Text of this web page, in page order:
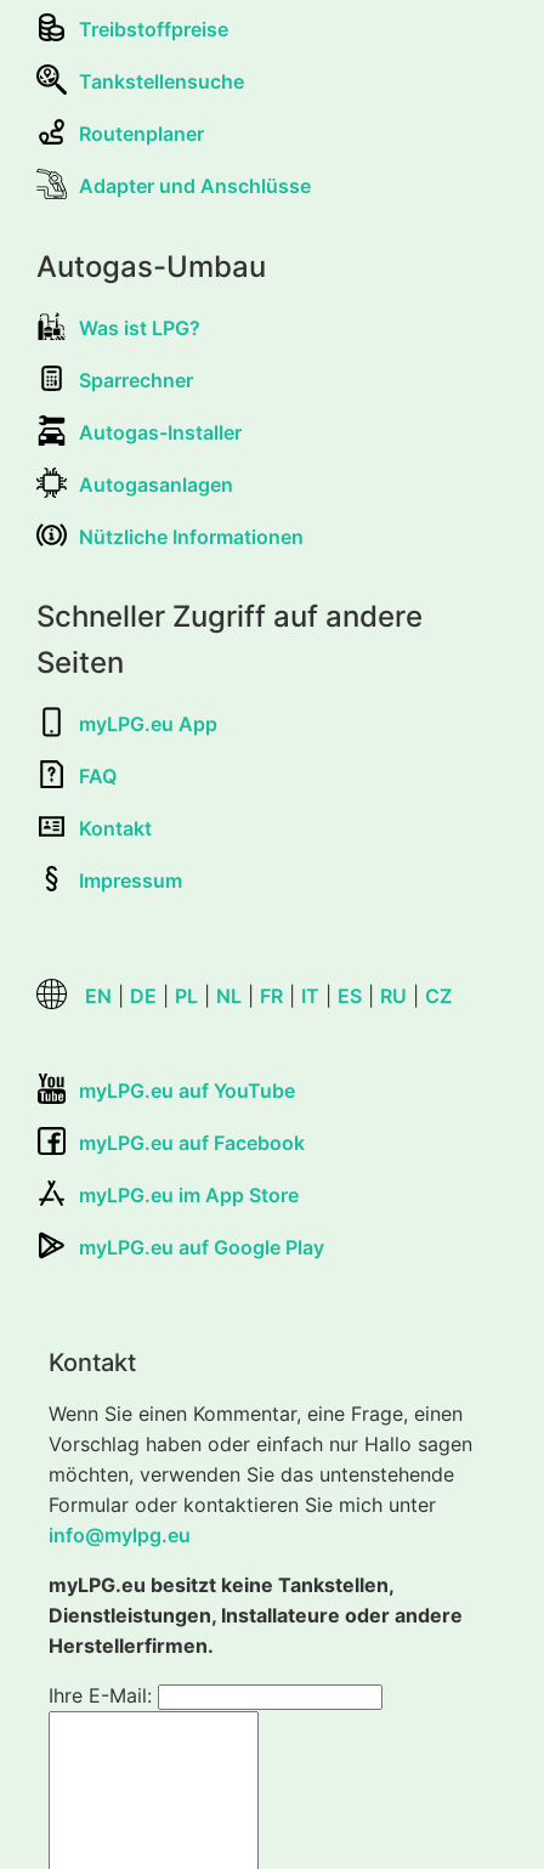
Treibstoffpreise
Tankstellensuche
Routenplaner
Adapter und Anschlüsse
Autogas-Umbau
Was ist LPG?
Sparrechner
Autogas-Installer
Autogasanlagen
Nützliche Informationen
Schneller Zugriff auf andere
Seiten
myLPG.eu App
FAQ
Kontakt
Impressum
EN DE PL NL FR IT ES RU CZ
myLPG.eu auf YouTube
myLPG.eu auf Facebook
myLPG.eu im App Store
myLPG.eu auf Google Play
Kontakt
Wenn Sie einen Kommentar, eine Frage, einen
Vorschlag haben oder einfach nur Hallo sagen
möchten, verwenden Sie das untenstehende
Formular oder kontaktieren Sie mich unter
info@mylpg.eu
myLPG.eu besitzt keine Tankstellen,
Dienstleistungen, Installateure oder andere
Herstellerfirmen.
Ihre E-Mail: